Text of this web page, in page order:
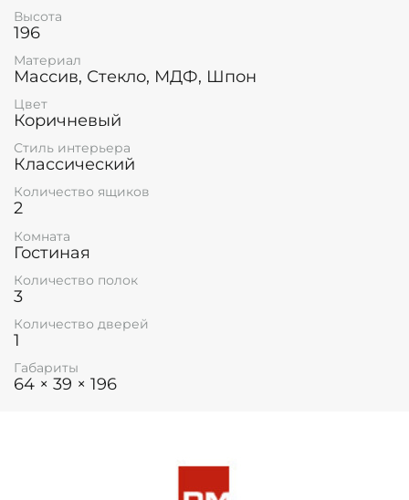
Высота
196
Материал
Массив, Стекло, МДФ, Шпон
Цвет
Коричневый
Стиль интерьера
Классический
Количество ящиков
2
Комната
Гостиная
Количество полок
3
Количество дверей
1
Габариты
64 × 39 × 196